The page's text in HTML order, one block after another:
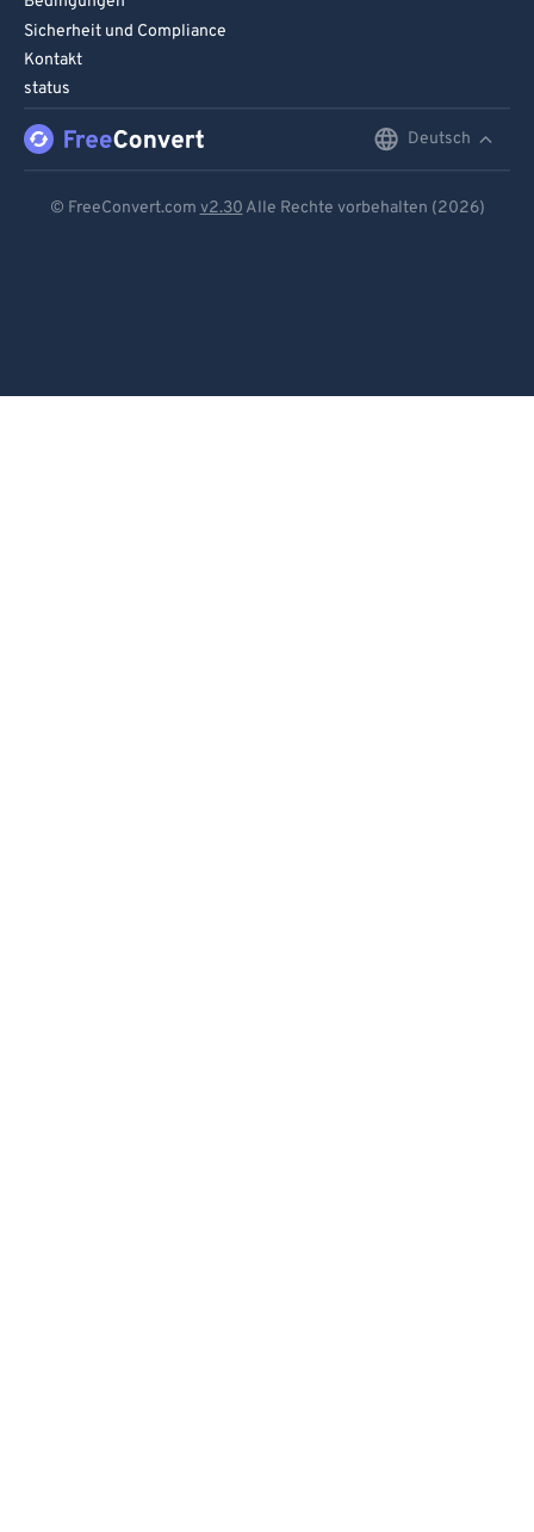
Sicherheit und Compliance
Kontakt
status
Deutsch
© FreeConvert.com v2.30 Alle Rechte vorbehalten (2026)